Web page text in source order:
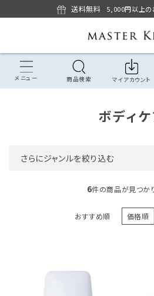
送料無料 5,000円以上の
メニュー 商品検索 マイアカウント
ボディケ
さらにジャンルを絞り込む
6件の商品が見つか
おすすめ順 価格順